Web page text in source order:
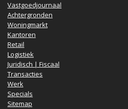
Vastgoedjournaal
Achtergronden
Woningmarkt
Kantoren
Retail
Logistiek
Juridisch | Fiscaal
Transacties
Werk
Specials
Sitemap